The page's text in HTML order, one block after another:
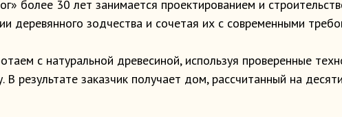
более 30 лет занимается проектированием и
деревянного зодчества и сочетая их с современными
с натуральной древесиной, используя проверенные
В результате заказчик получает дом, рассчитанный на